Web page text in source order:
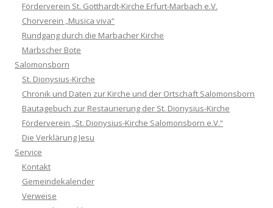
Förderverein St. Gotthardt-Kirche Erfurt-Marbach e.V.
Chorverein „Musica viva“
Rundgang durch die Marbacher Kirche
Marbscher Bote
Salomonsborn
St. Dionysius-Kirche
Chronik und Daten zur Kirche und der Ortschaft Salomonsborn
Bautagebuch zur Restaurierung der St. Dionysius-Kirche
Förderverein „St. Dionysius-Kirche Salomonsborn e.V.“
Die Verklärung Jesu
Service
Kontakt
Gemeindekalender
Verweise